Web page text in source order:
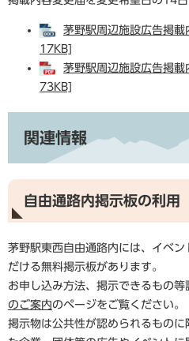
茅野駅周辺施設広告掲
17KB]
茅野駅周辺施設広告掲
73KB]
関連情報
自由通路内掲示板の利用
茅野駅東西自由通路内には、イベ
だける無料掲示板があります。
お申し込み方法、掲示できるもの等
のご案内のページをご覧ください。
掲示物は公共性が認められるもの